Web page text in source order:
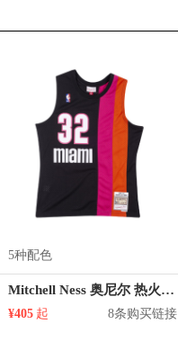
5种配色
Mitchell Ness 奥尼尔 热火队 32号球衣
¥405 起 8条购买链接